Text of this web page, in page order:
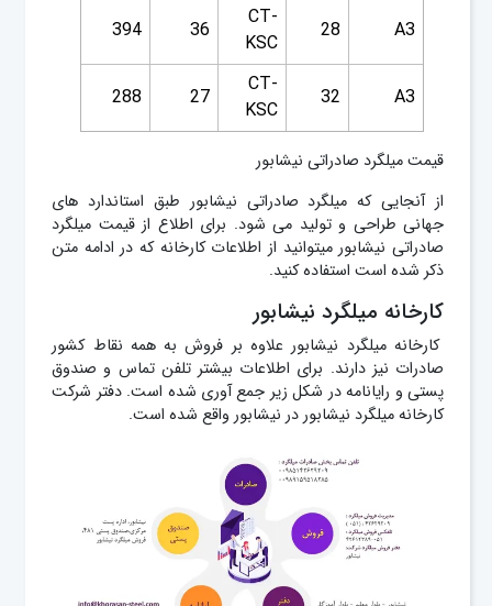
A3
28
CT-
KSC
36
394
A3
32
CT-
KSC
27
288
قیمت میلگرد صادراتی نیشابور
از آنجایی که میلگرد صادراتی نیشابور طبق استاندارد های
جهانی طراحی و تولید می شود. برای اطلاع از قیمت میلگرد
صادراتی نیشابور میتوانید از اطلاعات کارخانه که در ادامه متن
ذکر شده است استفاده کنید.
کارخانه میلگرد نیشابور
کارخانه میلگرد نیشابور علاوه بر فروش به همه نقاط کشور
صادرات نیز دارند. برای اطلاعات بیشتر تلفن تماس و صندوق
پستی و رایانامه در شکل زیر جمع آوری شده است. دفتر شرکت
کارخانه میلگرد نیشابور در نیشابور واقع شده است.